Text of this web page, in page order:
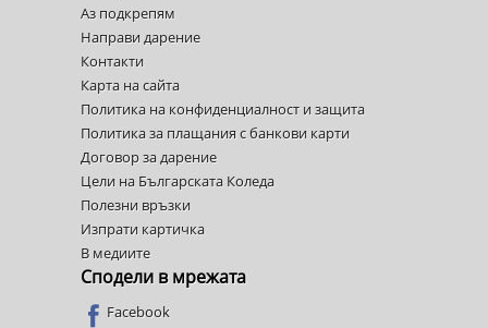
Аз подкрепям
Направи дарение
Контакти
Карта на сайта
Политика на конфиденциалност и защита
Политика за плащания с банкови карти
Договор за дарение
Цели на Българската Коледа
Полезни връзки
Изпрати картичка
В медиите
Сподели в мрежата
Facebook